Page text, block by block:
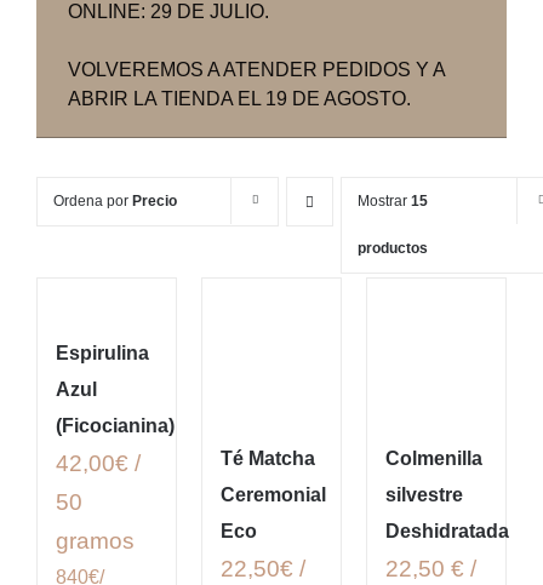
ONLINE: 29 DE JULIO.
VOLVEREMOS A ATENDER PEDIDOS Y A
ABRIR LA TIENDA EL 19 DE AGOSTO.
Ordena por Precio Mostrar 15
productos
Espirulina
Azul
(Ficocianina)
42,00€ /
50
gramos
840€/
Té Matcha
Ceremonial
Eco
22,50€ /
Colmenilla
silvestre
Deshidratada
22,50 € /